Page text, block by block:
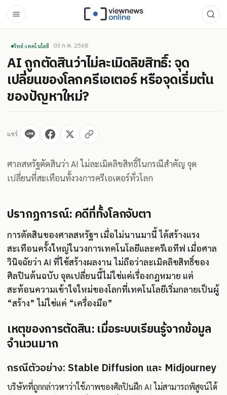
วิทย์-เทคโนโลยี 03 ก.ค. 2568
AI ถูกตัดสินว่าไม่ละเมิดลิขสิทธิ์: จุด
เปลี่ยนของโลกครีเอเตอร์ หรือจุดเริ่มต้น
ของปัญหาใหม่?
แชร์
ศาลสหรัฐตัดสินว่า AI ไม่ละเมิดลิขสิทธิ์ในกรณีสำคัญ จุด
เปลี่ยนที่สะเทือนทั้งวงการครีเอเตอร์ทั่วโลก
ปรากฏการณ์: คดีที่ทั้งโลกจับตา
การตัดสินของศาลสหรัฐฯ เมื่อไม่นานมานี้ ได้สร้างแรง
สะเทือนครั้งใหญ่ในวงการเทคโนโลยีและครีเอทีฟ เมื่อศาล
วินิจฉัยว่า AI ที่ใช้สร้างผลงาน ไม่ถือว่าละเมิดลิขสิทธิ์ของ
ศิลปินต้นฉบับ จุดเปลี่ยนนี้ไม่ใช่แค่เรื่องกฎหมาย แต่
สะท้อนความเข้าใจใหม่ของโลกที่เทคโนโลยีเริ่มกลายเป็นผู้
“สร้าง” ไม่ใช่แค่ “เครื่องมือ”
เหตุของการตัดสิน: เมื่อระบบเรียนรู้จากข้อมูล
จำนวนมาก
กรณีตัวอย่าง: Stable Diffusion และ Midjourney
บริษัทที่ถูกกล่าวหาว่าใช้ภาพของศิลปินฝึก AI ไม่สามารถพิสูจน์ได้